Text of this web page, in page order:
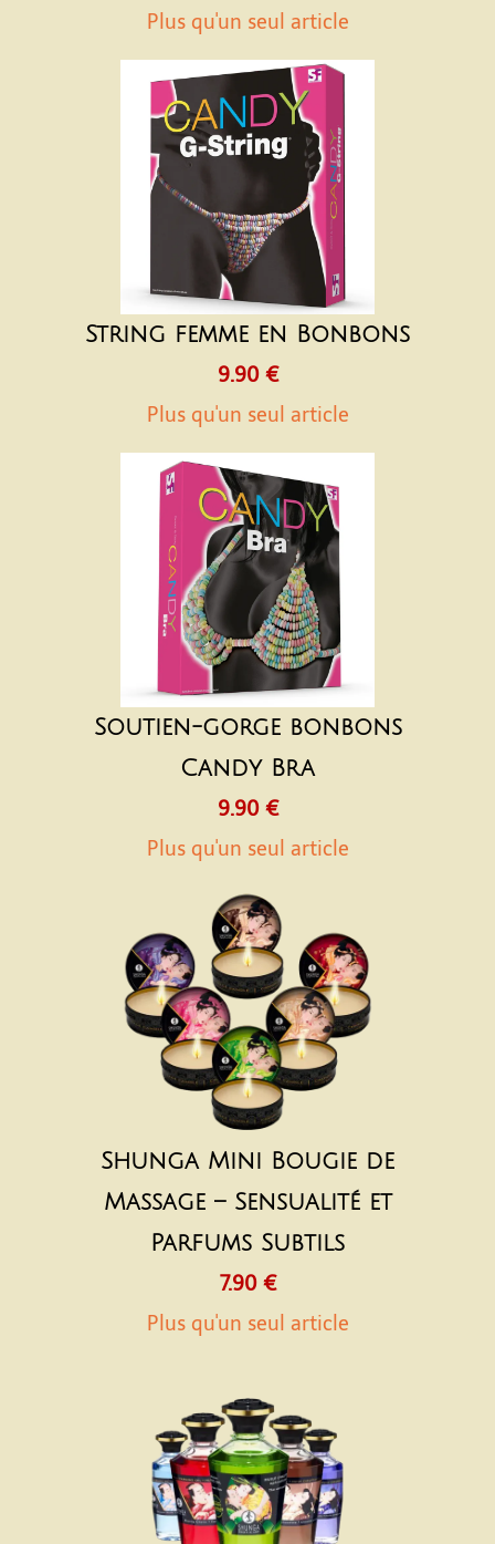
Plus qu'un seul article
String femme en Bonbons
9.90 €
Plus qu'un seul article
Soutien-gorge bonbons
Candy Bra
9.90 €
Plus qu'un seul article
Shunga Mini Bougie de
Massage – Sensualité et
Parfums Subtils
7.90 €
Plus qu'un seul article